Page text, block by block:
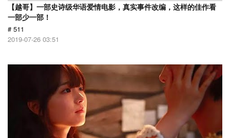
【越哥】一部史诗级华语爱情电影，真实事件改编，这样的佳作看
一部少一部！
# 511
2019-07-26 03:51